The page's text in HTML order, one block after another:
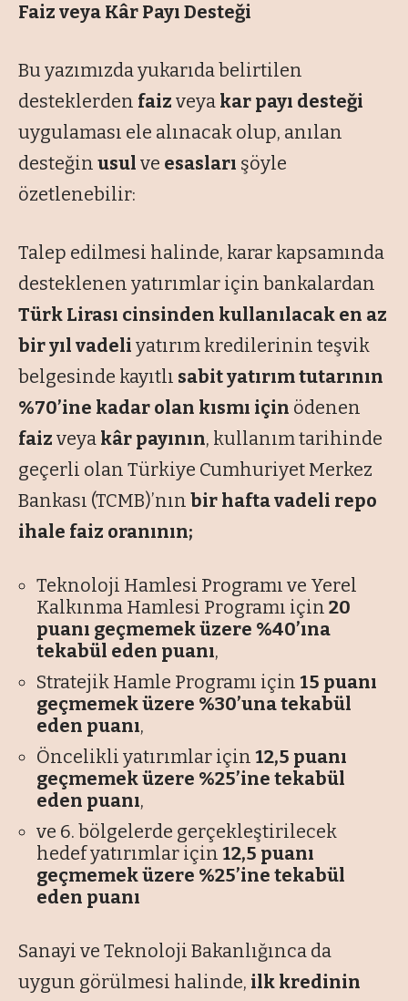
Faiz veya Kâr Payı Desteği
Bu yazımızda yukarıda belirtilen
desteklerden faiz veya kar payı desteği
uygulaması ele alınacak olup, anılan
desteğin usul ve esasları şöyle
özetlenebilir:
Talep edilmesi halinde, karar kapsamında
desteklenen yatırımlar için bankalardan
Türk Lirası cinsinden kullanılacak en az
bir yıl vadeli yatırım kredilerinin teşvik
belgesinde kayıtlı sabit yatırım tutarının
%70’ine kadar olan kısmı için ödenen
faiz veya kâr payının, kullanım tarihinde
geçerli olan Türkiye Cumhuriyet Merkez
Bankası (TCMB)’nın bir hafta vadeli repo
ihale faiz oranının;
Teknoloji Hamlesi Programı ve Yerel
Kalkınma Hamlesi Programı için 20
puanı geçmemek üzere %40’ına
tekabül eden puanı,
Stratejik Hamle Programı için 15 puanı
geçmemek üzere %30’una tekabül
eden puanı,
Öncelikli yatırımlar için 12,5 puanı
geçmemek üzere %25’ine tekabül
eden puanı,
ve 6. bölgelerde gerçekleştirilecek
hedef yatırımlar için 12,5 puanı
geçmemek üzere %25’ine tekabül
eden puanı
Sanayi ve Teknoloji Bakanlığınca da
uygun görülmesi halinde, ilk kredinin